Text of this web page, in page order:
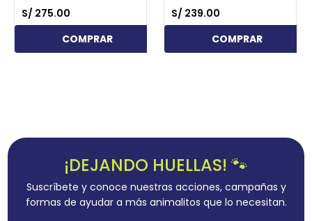
S/ 275.00
COMPRAR
S/ 239.00
COMPRAR
¡DEJANDO HUELLAS! 🐾
Suscríbete y conoce nuestras acciones, campañas y
formas de ayudar a más animalitos que lo necesitan.